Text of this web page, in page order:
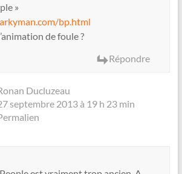
»
bp.html
de foule ?
Répondre
Ducluzeau
septembre 2013 à 19 h 23 min